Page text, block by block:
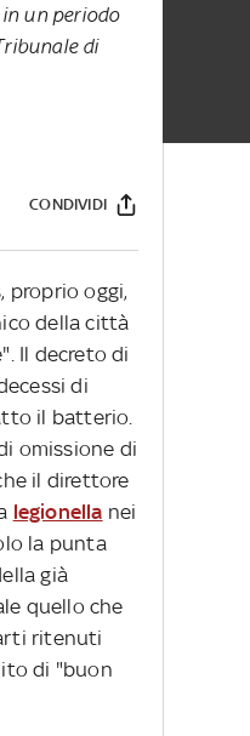
un periodo
di
CONDIVIDI
proprio oggi,
della città
Il decreto di
di
il batterio.
omissione di
il direttore
legionella nei
la punta
già
quello che
ritenuti
di "buon